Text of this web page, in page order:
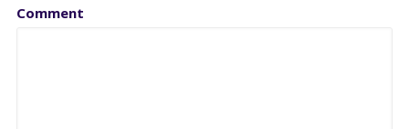
Comment